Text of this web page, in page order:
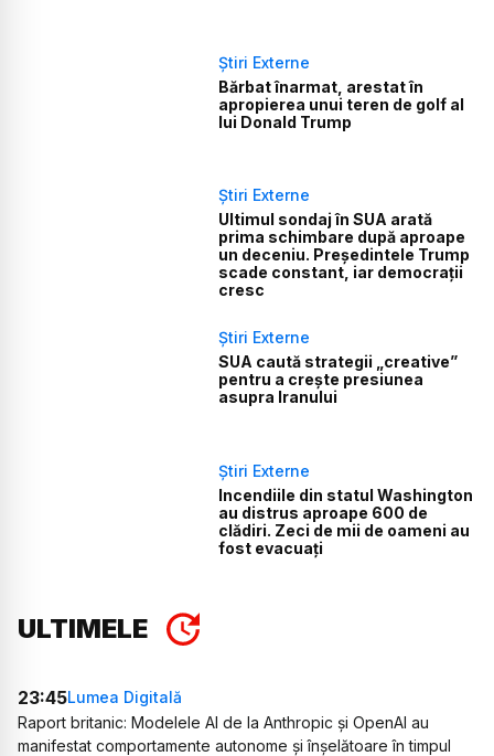
Știri Externe
Bărbat înarmat, arestat în
apropierea unui teren de golf al
lui Donald Trump
Știri Externe
Ultimul sondaj în SUA arată
prima schimbare după aproape
un deceniu. Președintele Trump
scade constant, iar democrații
cresc
Știri Externe
SUA caută strategii „creative”
pentru a crește presiunea
asupra Iranului
Știri Externe
Incendiile din statul Washington
au distrus aproape 600 de
clădiri. Zeci de mii de oameni au
fost evacuați
ULTIMELE
23:45Lumea Digitală
Raport britanic: Modelele AI de la Anthropic și OpenAI au
manifestat comportamente autonome și înșelătoare în timpul